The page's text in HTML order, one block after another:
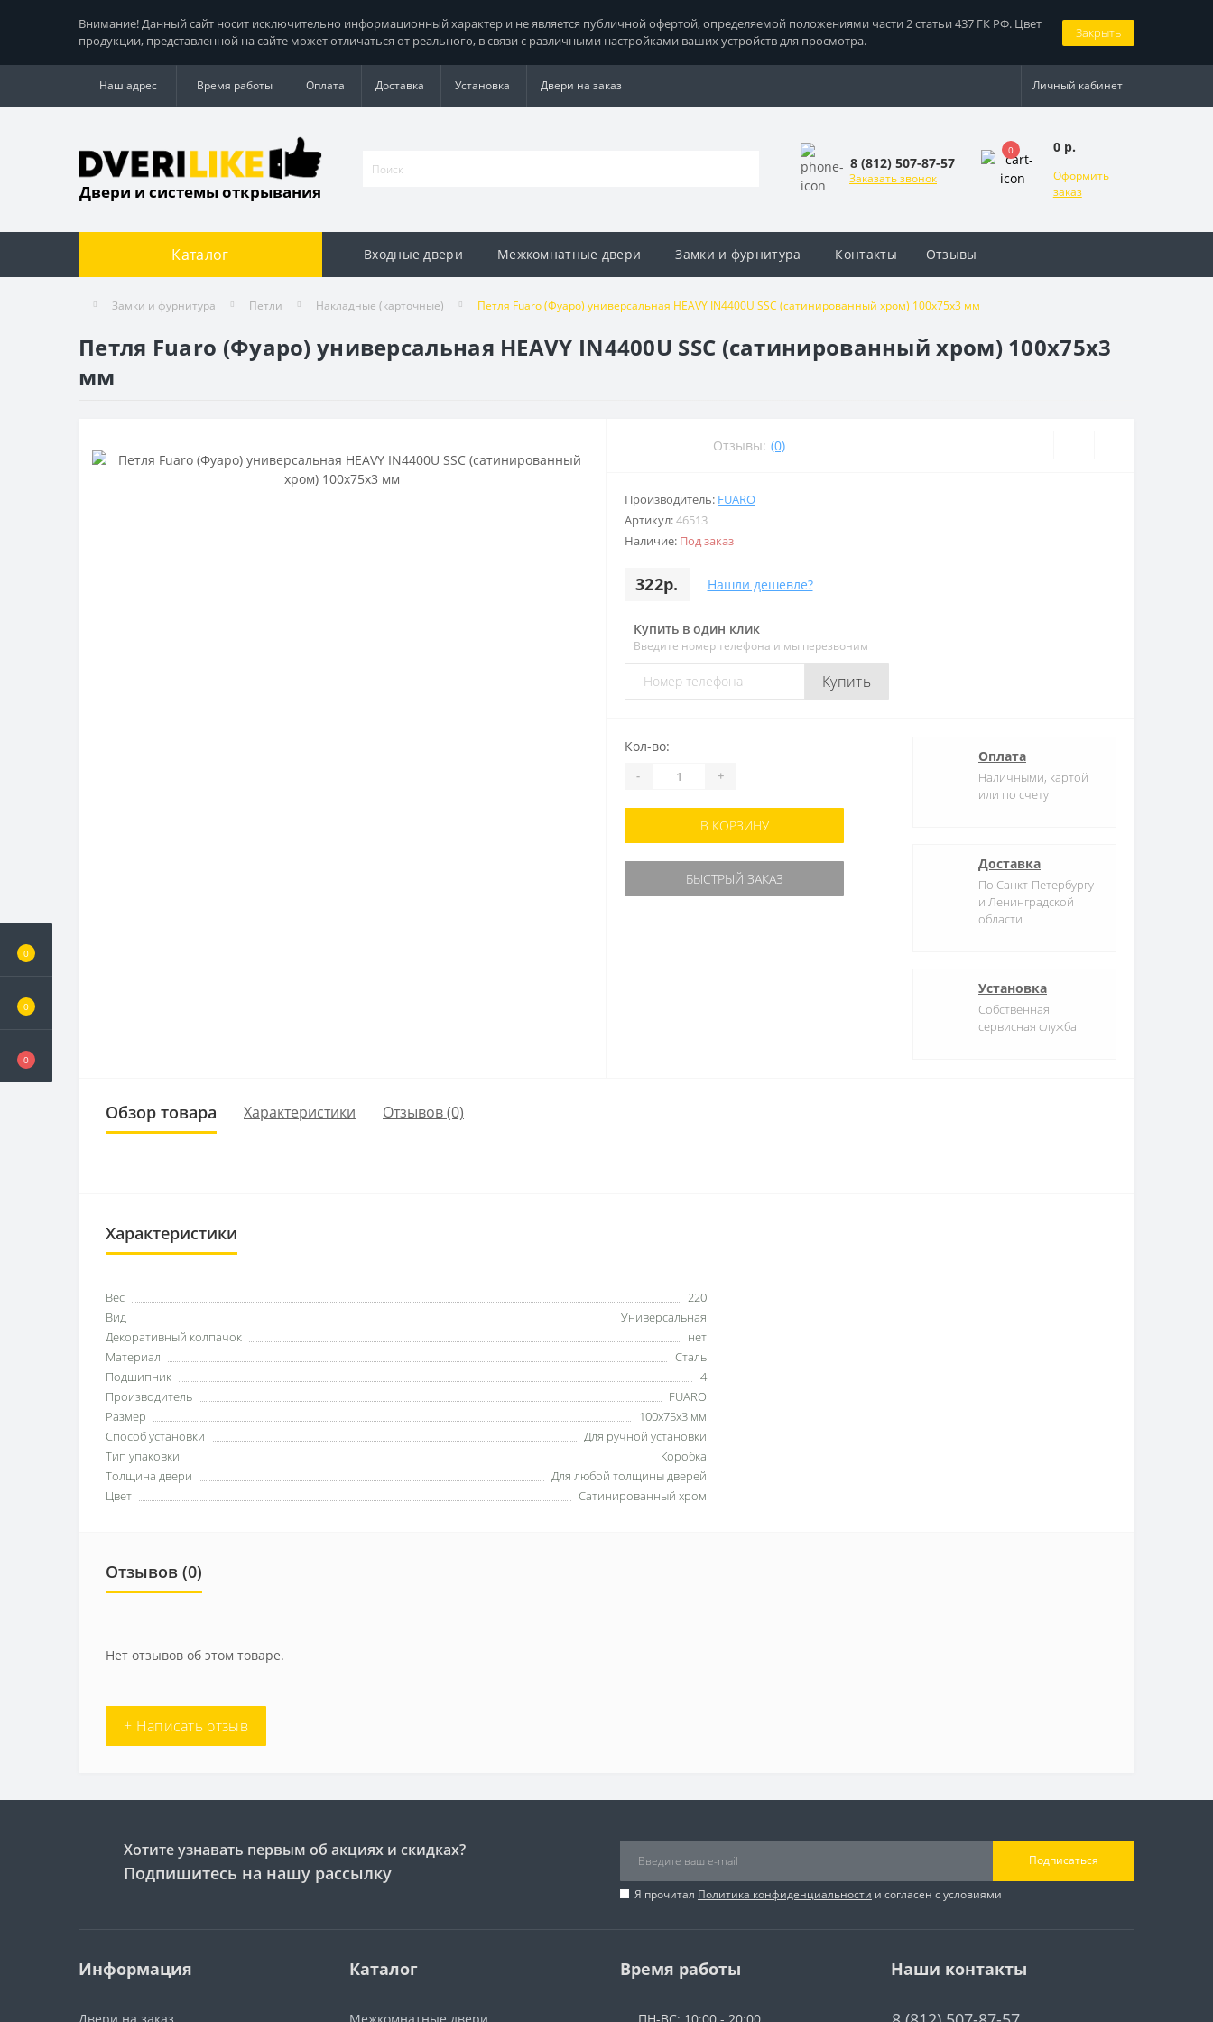
0
0
0
Внимание! Данный сайт носит исключительно информационный характер и не является публичной офертой, определяемой положениями части 2 статьи 437 ГК РФ. Цвет
продукции, представленной на сайте может отличаться от реального, в связи с различными настройками ваших устройств для просмотра.
Закрыть
Наш адрес Время работы Оплата Доставка Установка Двери на заказ Личный кабинет
Двери и системы открывания
8 (812) 507-87-57
Заказать звонок
0 0 р.
Оформить
заказ
Каталог Входные двери Межкомнатные двери Замки и фурнитура Контакты Отзывы
Замки и фурнитура Петли Накладные (карточные) Петля Fuaro (Фуаро) универсальная HEAVY IN4400U SSC (сатинированный хром) 100х75х3 мм
Петля Fuaro (Фуаро) универсальная HEAVY IN4400U SSC (сатинированный хром) 100х75х3
мм
Отзывы: (0)
Производитель: FUARO
Артикул:46513
Наличие: Под заказ
322р. Нашли дешевле?
Купить в один клик
Введите номер телефона и мы перезвоним
Купить
Кол-во:
- +
В КОРЗИНУ
БЫСТРЫЙ ЗАКАЗ
Оплата
Наличными, картой
или по счету
Доставка
По Санкт-Петербургу
и Ленинградской
области
Установка
Собственная
сервисная служба
Обзор товара Характеристики Отзывов (0)
Характеристики
Вес
220
Вид
Универсальная
Декоративный колпачок
нет
Материал
Сталь
Подшипник
4
Производитель
FUARO
Размер
100х75х3 мм
Способ установки
Для ручной установки
Тип упаковки
Коробка
Толщина двери
Для любой толщины дверей
Цвет
Сатинированный хром
Отзывов (0)
Нет отзывов об этом товаре.
+ Написать отзыв
Хотите узнавать первым об акциях и скидках?
Подпишитесь на нашу рассылку
Подписаться
Я прочитал Политика конфиденциальности и согласен с условиями
Информация
Двери на заказ
Каталог
Межкомнатные двери
Время работы
ПН-ВС: 10:00 - 20:00
Наши контакты